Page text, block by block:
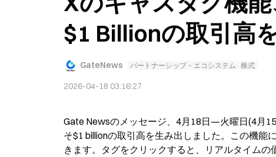
$1 Billionの取引高
GateNews パートナーシップ・エコシステム 株式
2026-04-18 03:16:27
Gate Newsのメッセージ、4月18日—火曜日(4月
そ$1 billionの取引高を生み出しました。この機
きます。タグをクリックすると、リアルタイム